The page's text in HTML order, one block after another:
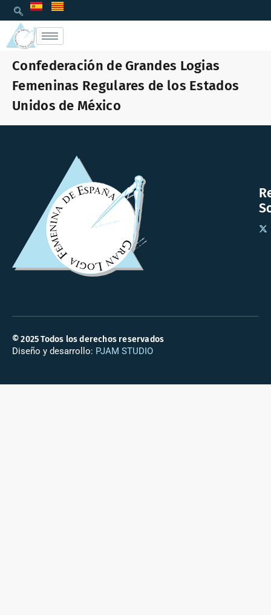
Confederación de Grandes Logias
Femeninas Regulares de los Estados
Unidos de México
© 2025 Todos los derechos reservados
Diseño y desarrollo: PJAM STUDIO